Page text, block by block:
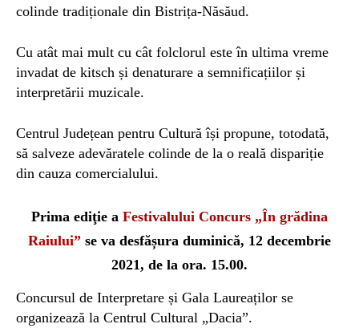
colinde tradiționale din Bistrița-Năsăud.
Cu atât mai mult cu cât folclorul este în ultima vreme
invadat de kitsch și denaturare a semnificațiilor și
interpretării muzicale.
Centrul Județean pentru Cultură își propune, totodată,
să salveze adevăratele colinde de la o reală dispariție
din cauza comercialului.
Prima ediţie a Festivalului Concurs „În grădina
Raiului” se va desfășura duminică, 12 decembrie
2021, de la ora. 15.00.
Concursul de Interpretare și Gala Laureaților se
organizează la Centrul Cultural „Dacia”.